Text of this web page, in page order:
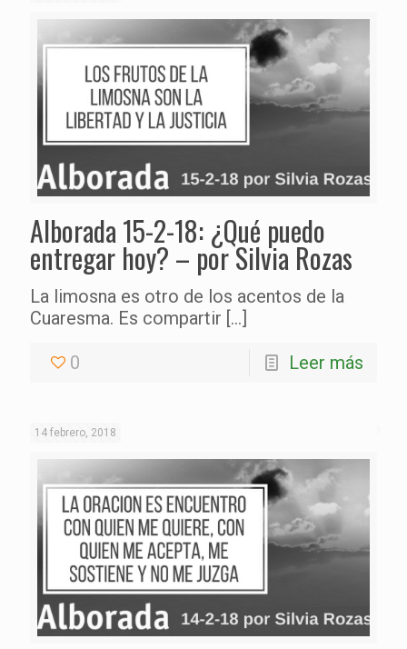
Alborada 15-2-18: ¿Qué puedo
entregar hoy? – por Silvia Rozas
La limosna es otro de los acentos de la
Cuaresma. Es compartir […]
0 Leer más
14 febrero, 2018